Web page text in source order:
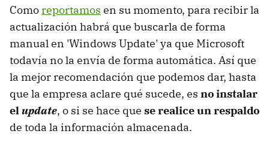
Comoreportamos en su momento, para recibir la
actualización habrá que buscarla de forma
manual en 'Windows Update' ya que Microsoft
todavía no la envía de forma automática. Así que
la mejor recomendación que podemos dar, hasta
que la empresa aclare qué sucede, es no instalar
elupdate, o si se hace que se realice un respaldo
de toda la información almacenada.